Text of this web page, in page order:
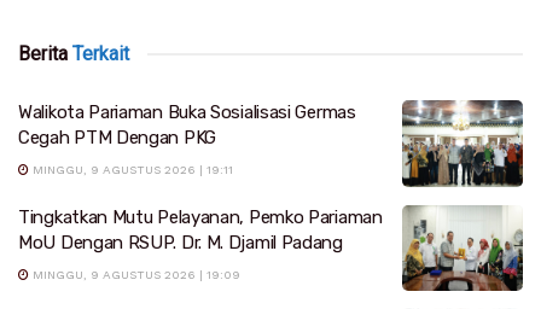
Berita Terkait
Walikota Pariaman Buka Sosialisasi Germas
Cegah PTM Dengan PKG
MINGGU, 9 AGUSTUS 2026 | 19:11
Tingkatkan Mutu Pelayanan, Pemko Pariaman
MoU Dengan RSUP. Dr. M. Djamil Padang
MINGGU, 9 AGUSTUS 2026 | 19:09